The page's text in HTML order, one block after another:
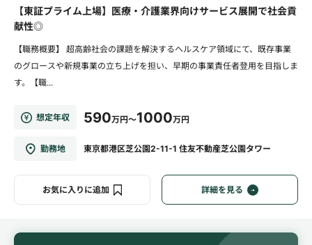
【東証プライム上場】医療・介護業界向けサービス展開で社会貢
献性◎
【職務概要】 超高齢社会の課題を解決するヘルスケア領域にて、既存事業
のグロースや新規事業の立ち上げを担い、早期の事業責任者登用を目指しま
す。【職...
想定年収 590万円～1000万円
勤務地 東京都港区芝公園2-11-1 住友不動産芝公園タワー
お気に入りに追加 詳細を見る